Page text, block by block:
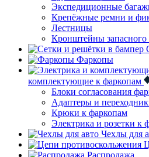
Экспедиционные
Крепёжные ремни и
Лестницы
Кронштейны запасного
Фаркопы
комплектующие к фаркопам
Блоки согласования
Адаптеры и
Крюки к фаркопам
Электрика и розетки к
Чехлы для
Распродажа